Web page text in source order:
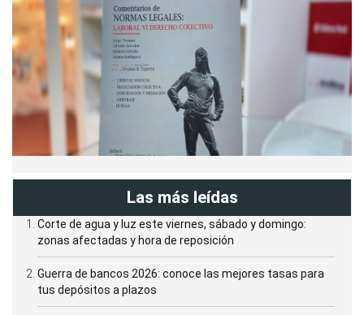
Las más leídas
Corte de agua y luz este viernes, sábado y domingo:
zonas afectadas y hora de reposición
Guerra de bancos 2026: conoce las mejores tasas para
tus depósitos a plazos